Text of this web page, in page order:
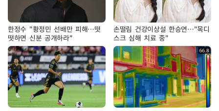
한정수 "황정민 선배만 피해…떳
떳하면 신분 공개하라"
손떨림 건강이상설 한승연…"목디
스크 심해 치료 중"